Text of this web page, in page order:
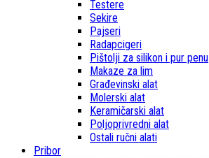
Testere
Sekire
Pajseri
Radapcigeri
Pištolji za silikon i pur penu
Makaze za lim
Građevinski alat
Molerski alat
Keramičarski alat
Poljoprivredni alat
Ostali ručni alati
Pribor